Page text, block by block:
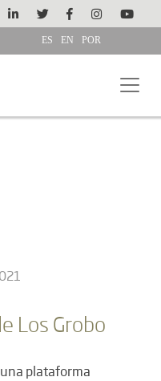
ES EN POR
Los Grobo
plataforma